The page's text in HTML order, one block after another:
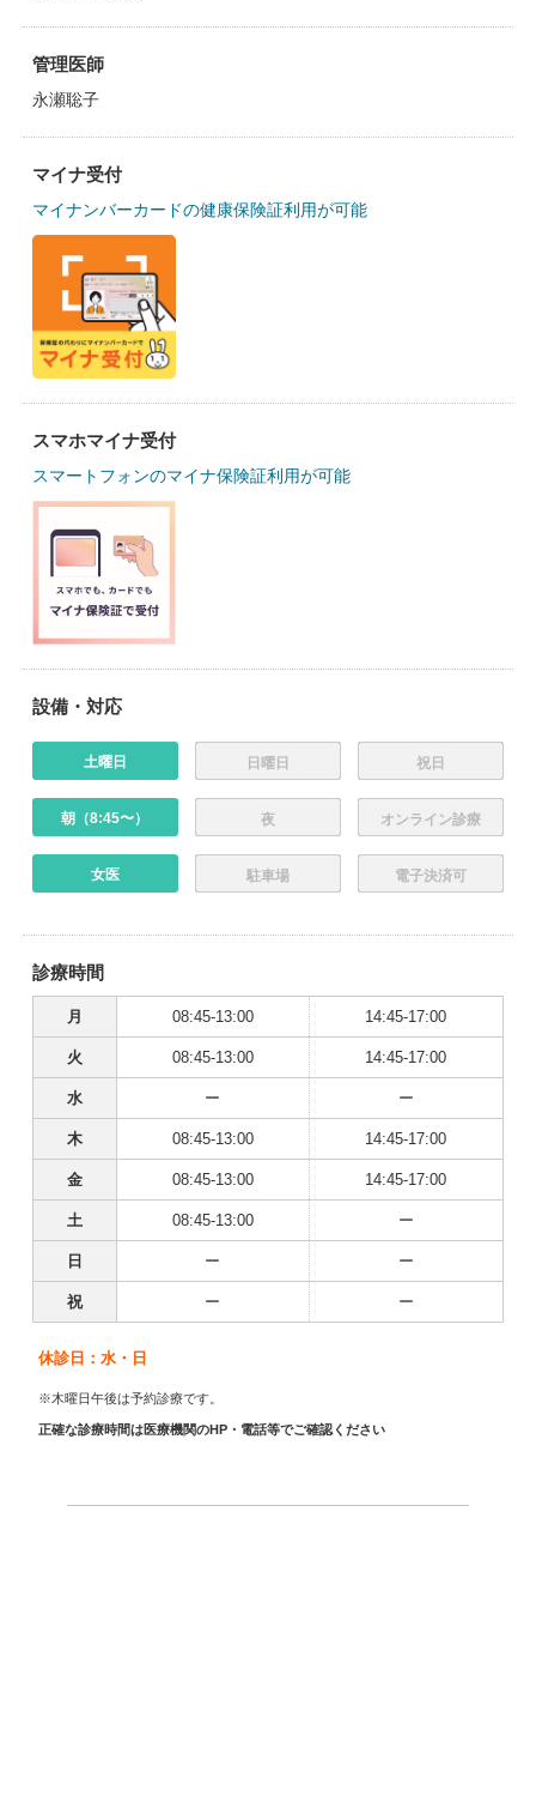
管理医師
永瀬聡子
マイナ受付
マイナンバーカードの健康保険証利用が可能
スマホマイナ受付
スマートフォンのマイナ保険証利用が可能
設備・対応
土曜日 日曜日 祝日
朝（8:45〜） 夜 オンライン診療
女医 駐車場 電子決済可
診療時間
月 08:45-13:00 14:45-17:00
火 08:45-13:00 14:45-17:00
水 ー ー
木 08:45-13:00 14:45-17:00
金 08:45-13:00 14:45-17:00
土 08:45-13:00 ー
日 ー ー
祝 ー ー
休診日：水・日
※木曜日午後は予約診療です。
正確な診療時間は医療機関のHP・電話等でご確認ください